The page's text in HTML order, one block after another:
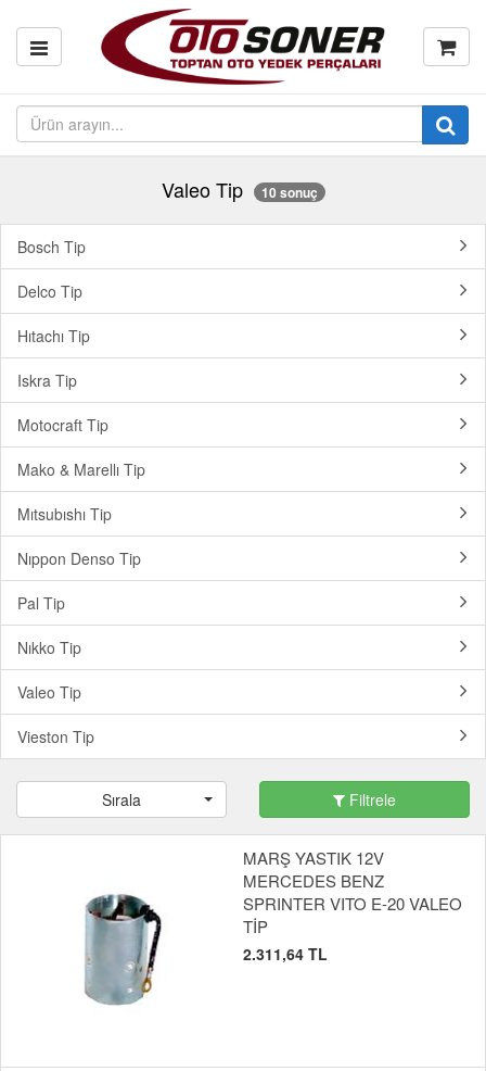
Valeo Tip 10 sonuç
Bosch Tip
Delco Tip
Hıtachı Tip
Iskra Tip
Motocraft Tip
Mako & Marellı Tip
Mıtsubıshı Tip
Nıppon Denso Tip
Pal Tip
Nıkko Tip
Valeo Tip
Vieston Tip
Sırala Filtrele
MARŞ YASTIK 12V
MERCEDES BENZ
SPRINTER VITO E-20 VALEO
TİP
2.311,64 TL